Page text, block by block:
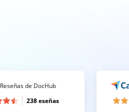
Reseñas de DocHub
238 eseñas